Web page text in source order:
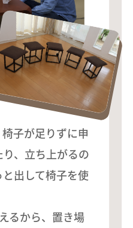
子が足りずに申
、立ち上がるの
出して椅子を使
るから、置き場